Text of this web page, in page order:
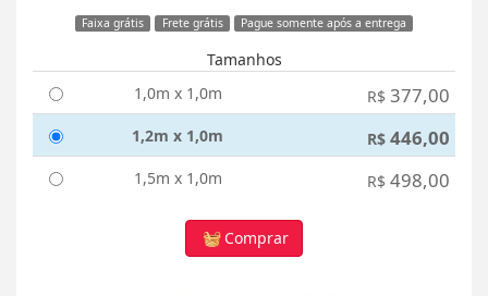
Faixa grátis Frete grátis Pague somente após a entrega
Tamanhos
1,0m x 1,0m
R$ 377,00
1,2m x 1,0m R$ 446,00
1,5m x 1,0m R$ 498,00
Comprar